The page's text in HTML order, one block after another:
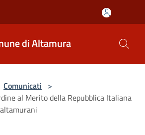
di Altamura
Comunicati >
al Merito della Repubblica Italiana